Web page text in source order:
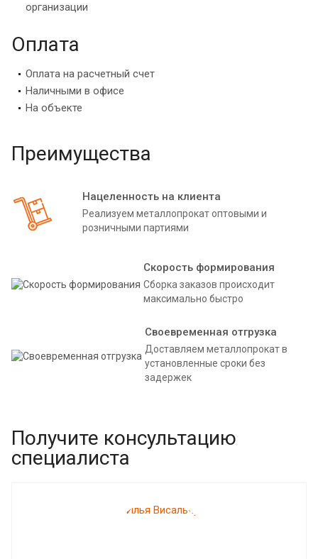
организации
Оплата
Оплата на расчетный счет
Наличными в офисе
На объекте
Преимущества
Нацеленность на клиента
Реализуем металлопрокат оптовыми и
розничными партиями
Скорость формирования
Сборка заказов происходит
максимально быстро
Своевременная отгрузка
Доставляем металлопрокат в
установленные сроки без
задержек
Получите консультацию
специалиста